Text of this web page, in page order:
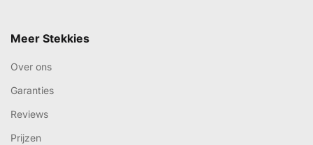
Meer Stekkies
Over ons
Garanties
Reviews
Prijzen